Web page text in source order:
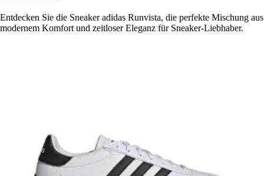
Entdecken Sie die Sneaker adidas Runvista, die perfekte Mischung aus
modernem Komfort und zeitloser Eleganz für Sneaker-Liebhaber.